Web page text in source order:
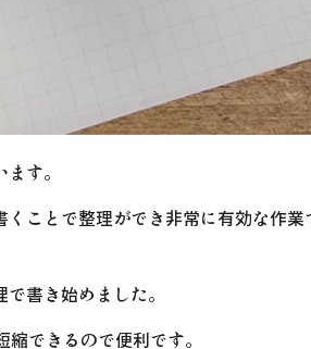
す。
ことで整理ができ非常に有効な作業
書き始めました。
できるので便利です。